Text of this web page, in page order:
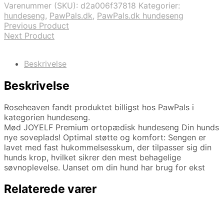
Varenummer (SKU): d2a006f37818 Kategorier:
hundeseng, PawPals.dk, PawPals.dk hundeseng
Previous Product
Next Product
Beskrivelse
Beskrivelse
Roseheaven fandt produktet billigst hos PawPals i
kategorien hundeseng.
Mød JOYELF Premium ortopædisk hundeseng Din hunds
nye soveplads! Optimal støtte og komfort: Sengen er
lavet med fast hukommelsesskum, der tilpasser sig din
hunds krop, hvilket sikrer den mest behagelige
søvnoplevelse. Uanset om din hund har brug for ekst
Relaterede varer